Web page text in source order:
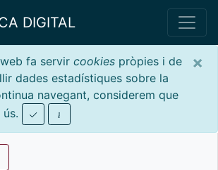
DIGITAL
×
fa servir cookies pròpies i de
dades estadístiques sobre la
navegant, considerem que